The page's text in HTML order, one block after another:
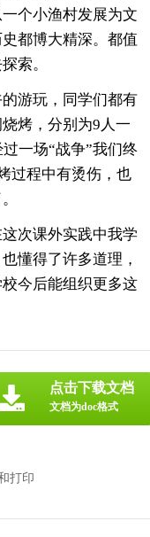
个小渔村发展为文
都博大精深。都值
索。
游玩，同学们都有
烤，分别为9人一
一场“战争”我们终
过程中有烫伤，也
次课外实践中我学
懂得了许多道理，
今后能组织更多这
打印
点击下载文档
文档为doc格式